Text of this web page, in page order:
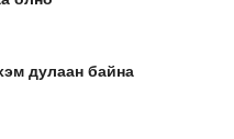
дулаан байна